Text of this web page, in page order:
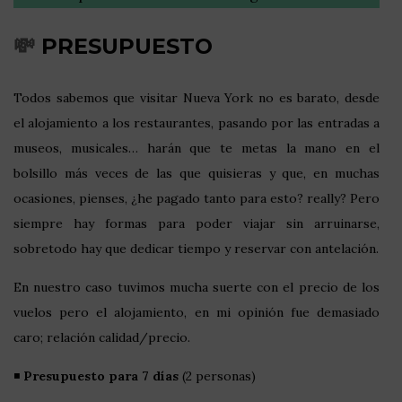
💸 PRESUPUESTO
Todos sabemos que visitar Nueva York no es barato, desde
el alojamiento a los restaurantes, pasando por las entradas a
museos, musicales… harán que te metas la mano en el
bolsillo más veces de las que quisieras y que, en muchas
ocasiones, pienses, ¿he pagado tanto para esto? really? Pero
siempre hay formas para poder viajar sin arruinarse,
sobretodo hay que dedicar tiempo y reservar con antelación.
En nuestro caso tuvimos mucha suerte con el precio de los
vuelos pero el alojamiento, en mi opinión fue demasiado
caro; relación calidad/precio.
◾ Presupuesto para 7 días (2 personas)